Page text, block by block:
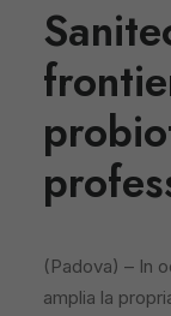
(Padova) – In
amplia la